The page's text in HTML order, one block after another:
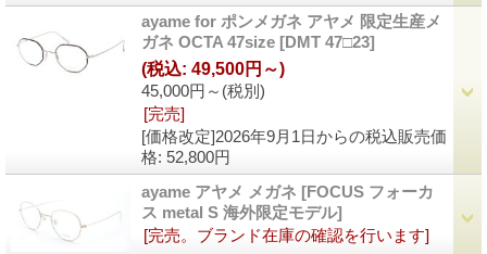
ayame for ポンメガネ アヤメ 限定生産メ
ガネ OCTA 47size [DMT 47□23]
45,000円～ (税別)
(税込: 49,500円～)
[完売]
[価格改定]2026年9月1日からの税込販売価
格: 52,800円
ayame アヤメ メガネ [FOCUS フォーカ
ス metal S 海外限定モデル]
[完売。ブランド在庫の確認を行います]